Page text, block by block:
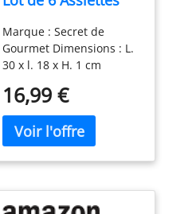
apéritifs lors de vos
réceptions
Nous garantissons la
qualité de nos produits.
30cm Gris
Marque : Secret de
Gourmet Dimensions : L.
30 x l. 18 x H. 1 cm
Gris
16,99 €